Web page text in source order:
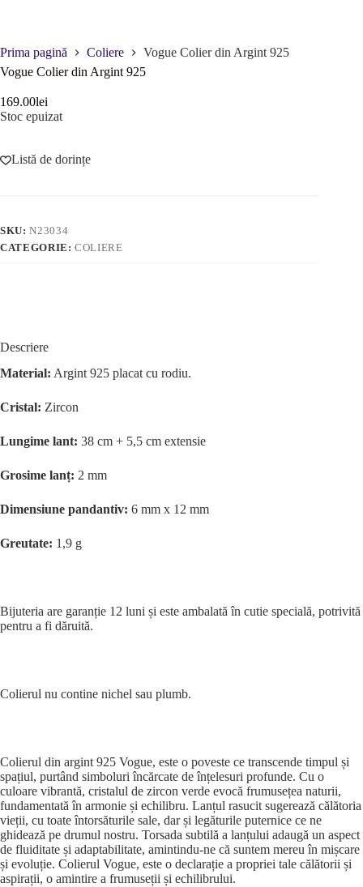
Prima pagină Coliere
Vogue Colier din Argint 925
Vogue Colier din Argint 925
169.00lei
Stoc epuizat
Listă de dorințe
SKU:N23034
CATEGORIE:COLIERE
Descriere
Material: Argint 925 placat cu rodiu.
Cristal: Zircon
Lungime lant: 38 cm + 5,5 cm extensie
Grosime lanț: 2 mm
Dimensiune pandantiv: 6 mm x 12 mm
Greutate: 1,9 g
Bijuteria are garanție 12 luni și este ambalată în cutie specială, potrivită
pentru a fi dăruită.
Colierul nu contine nichel sau plumb.
Colierul din argint 925 Vogue, este o poveste ce transcende timpul și
spațiul, purtând simboluri încărcate de înțelesuri profunde. Cu o
culoare vibrantă, cristalul de zircon verde evocă frumusețea naturii,
fundamentată în armonie și echilibru. Lanțul rasucit sugerează călătoria
vieții, cu toate întorsăturile sale, dar și legăturile puternice ce ne
ghidează pe drumul nostru. Torsada subtilă a lanțului adaugă un aspect
de fluiditate și adaptabilitate, amintindu-ne că suntem mereu în mișcare
și evoluție. Colierul Vogue, este o declarație a propriei tale călătorii și
aspirații, o amintire a frumuseții și echilibrului.